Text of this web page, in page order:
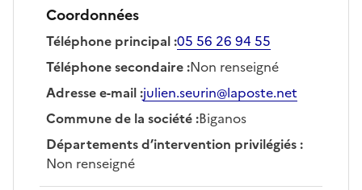
Coordonnées
Téléphone principal:05 56 26 94 55
Téléphone secondaire:Non renseigné
Adresse e-mail:julien.seurin@laposte.net
Commune de la société:Biganos
Départements d’intervention privilégiés:
Non renseigné